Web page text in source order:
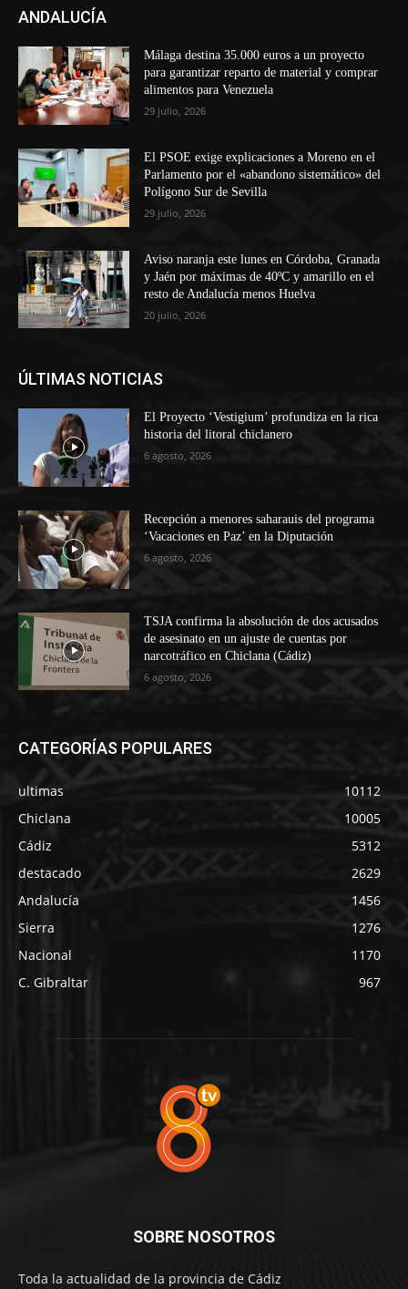
ANDALUCÍA
Málaga destina 35.000 euros a un proyecto
para garantizar reparto de material y comprar
alimentos para Venezuela
29 julio, 2026
El PSOE exige explicaciones a Moreno en el
Parlamento por el «abandono sistemático» del
Polígono Sur de Sevilla
29 julio, 2026
Aviso naranja este lunes en Córdoba, Granada
y Jaén por máximas de 40ºC y amarillo en el
resto de Andalucía menos Huelva
20 julio, 2026
ÚLTIMAS NOTICIAS
El Proyecto ‘Vestigium’ profundiza en la rica
historia del litoral chiclanero
6 agosto, 2026
Recepción a menores saharauis del programa
‘Vacaciones en Paz’ en la Diputación
6 agosto, 2026
TSJA confirma la absolución de dos acusados
de asesinato en un ajuste de cuentas por
narcotráfico en Chiclana (Cádiz)
6 agosto, 2026
CATEGORÍAS POPULARES
ultimas
10112
Chiclana
10005
Cádiz
5312
destacado
2629
Andalucía
1456
Sierra
1276
Nacional
1170
C. Gibraltar
967
SOBRE NOSOTROS
Toda la actualidad de la provincia de Cádiz